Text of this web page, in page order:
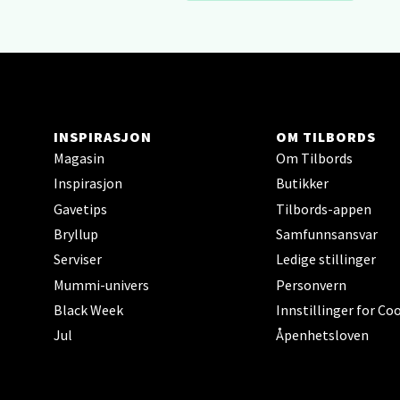
INSPIRASJON
Magasin
Inspirasjon
Gavetips
Bryllup
Serviser
Mummi-univers
Black Week
Jul
OM TILBORDS
Om Tilbords
Butikker
Tilbords-appen
Samfunnsansvar
Ledige stillinger
Personvern
Innstillinger for
Åpenhetsloven